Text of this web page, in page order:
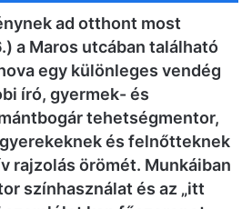
ad otthont most
a Maros utcában található
egy különleges vendég
író, gyermek- és
tehetségmentor,
és felnőtteknek
rajzolás örömét. Munkáiban
színhasználat és az „itt